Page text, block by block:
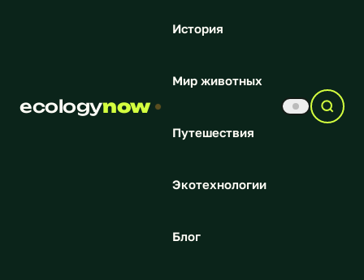
ecologynow
История
Мир животных
Путешествия
Экотехнологии
Блог